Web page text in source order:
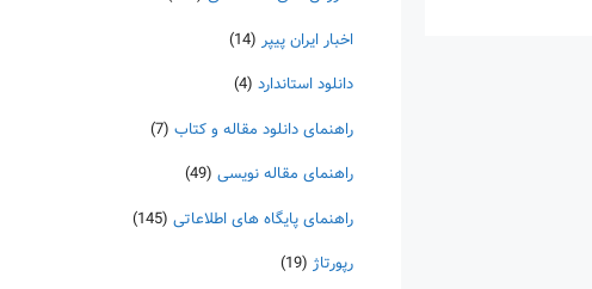
اخبار ایران پیپر (14)
دانلود استاندارد (4)
راهنمای دانلود مقاله و کتاب (7)
راهنمای مقاله نویسی (49)
راهنمای پایگاه های اطلاعاتی (145)
رپورتاژ (19)